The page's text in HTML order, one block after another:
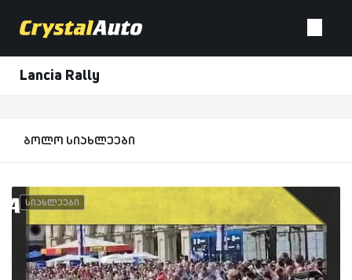
Lancia Rally
ბოლო სიახლეები
სიახლეები